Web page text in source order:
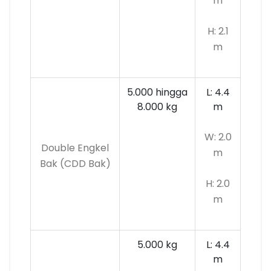
H: 2.1
m
Double Engkel
Bak (CDD Bak)
5.000 hingga
8.000 kg
L: 4.4
m
W: 2.0
m
H: 2.0
m
5.000 kg
L: 4.4
m